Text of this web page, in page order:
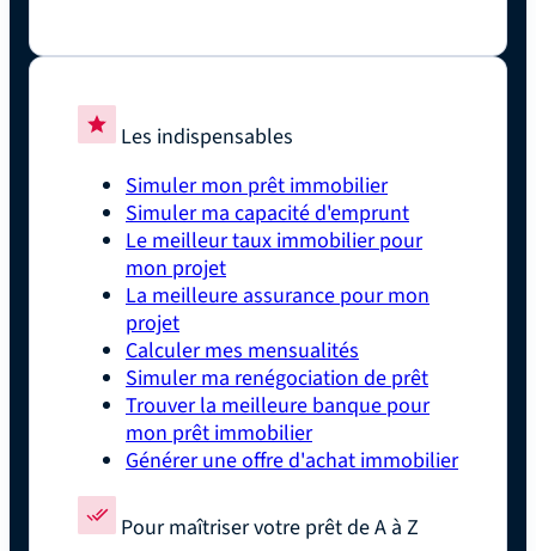
Les indispensables
Simuler mon prêt immobilier
Simuler ma capacité d'emprunt
Le meilleur taux immobilier pour
mon projet
La meilleure assurance pour mon
projet
Calculer mes mensualités
Simuler ma renégociation de prêt
Trouver la meilleure banque pour
mon prêt immobilier
Générer une offre d'achat immobilier
Pour maîtriser votre prêt de A à Z